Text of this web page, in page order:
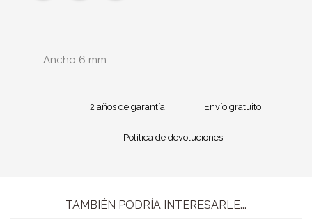
Ancho 6 mm
2 años de garantía Envío gratuito
Política de devoluciones
TAMBIÉN PODRÍA INTERESARLE...